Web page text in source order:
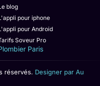
blog
pour iphone
pour Android
Soveur Pro
Paris
réservés. Designer par Au